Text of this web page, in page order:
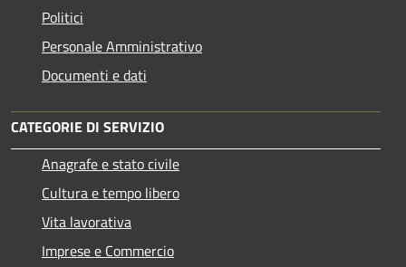
Politici
Personale Amministrativo
Documenti e dati
CATEGORIE DI SERVIZIO
Anagrafe e stato civile
Cultura e tempo libero
Vita lavorativa
Imprese e Commercio